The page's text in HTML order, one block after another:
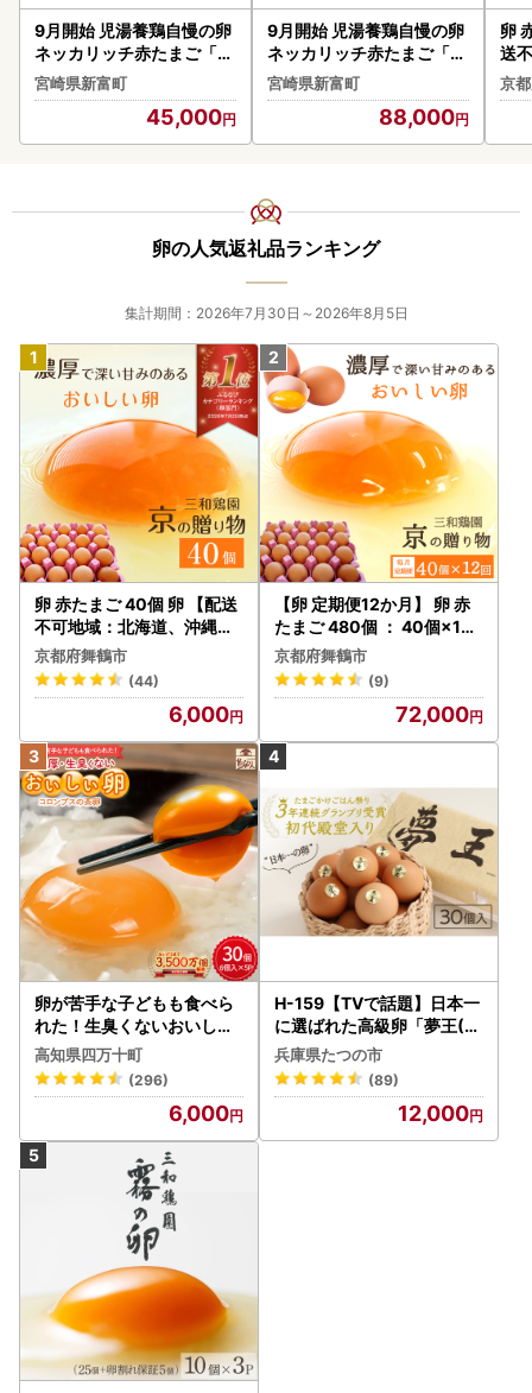
2027(令和9)年1月10日必着
期限までに必要書類をご提出いただけない場合は､ワンスト
ップ特例の適用ができませんので、
ご自身で確定申告をお願いいたします｡
通常、寄附完了後、２～３週間程度でのお届けとなります
寄附翌年の1月11日以降に順次発送いたしますこと、何卒ご
了承ください。
9月開始 児湯養鶏自慢の卵
ネッカリッチ赤たまご「児
湯一番」 計240個 （20個
入×2箱）×6か月定期便【
宮崎県新富町
45,000
9月開始 児湯養鶏自慢の卵
ネッカリッチ赤たまご「児
湯一番」 計480個 （20個
入×2箱）×12か月定期便
【E19-2609】
宮崎県新富町
88,000
卵
送
、
京
卵の人気返礼品ランキング
集計期間：2026年7月30日～2026年8月5日
卵 赤たまご 40個 卵 【配送
不可地域：北海道、沖縄、
離島】
京都府舞鶴市
(44)
6,000
【卵 定期便12か月】 卵 赤
たまご 480個 ： 40個×12
回 【配送不可地域：北海道
、沖縄、離島】
京都府舞鶴市
(9)
72,000
卵が苦手な子どもも食べら
れた！生臭くないおいしい
卵 6個入×5P たまご ／Gbn
-A03
高知県四万十町
(296)
6,000
H-159【TVで話題】日本一
に選ばれた高級卵「夢王(3
0個）」たまごかけごはん
祭り3年連続グランプリ受
賞！
兵庫県たつの市
(89)
12,000